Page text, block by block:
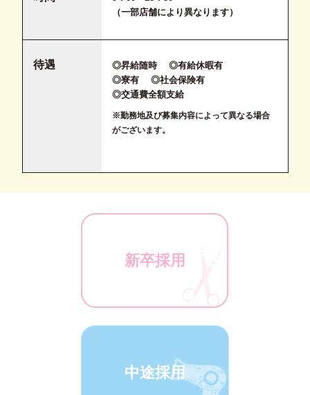
（一部店舗により異なります）
待遇
◎昇給随時 ◎有給休暇有
◎寮有 ◎社会保険有
◎交通費全額支給
※勤務地及び募集内容によって異なる場合
がございます。
新卒採用
中途採用